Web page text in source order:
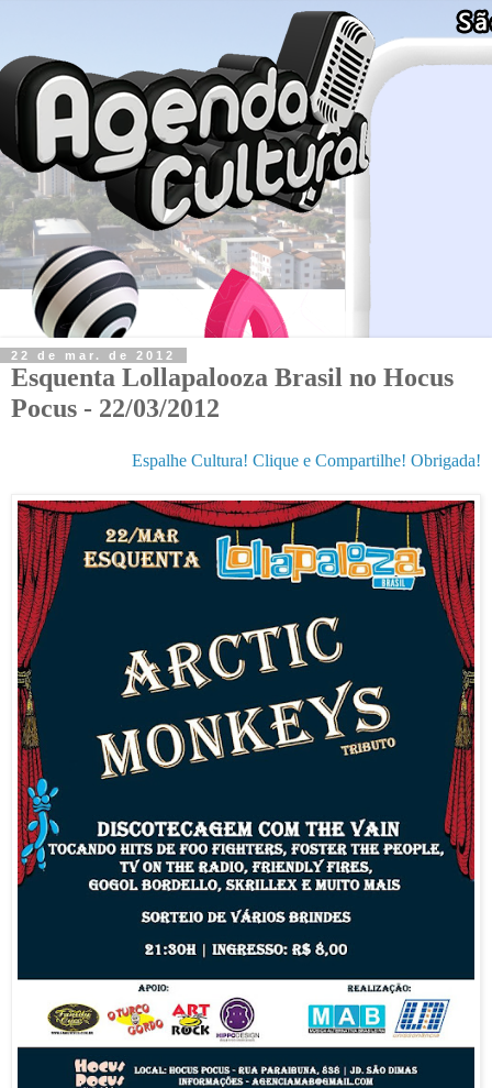
22 de mar. de 2012
Esquenta Lollapalooza Brasil no Hocus
Pocus - 22/03/2012
Espalhe Cultura! Clique e Compartilhe! Obrigada!